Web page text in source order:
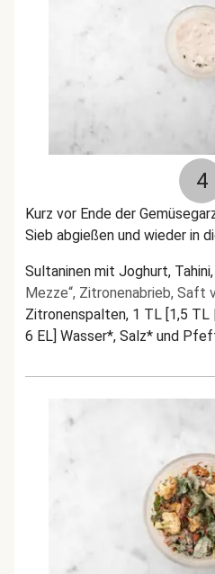
4
Kurz vor Ende der
Sieb abgießen und wieder in
Sultaninen mit Joghurt,
Mezze“, Zitronenabrieb, Saft
Zitronenspalten, 1 TL [1,5 TL
6 EL] Wasser*, Salz* und